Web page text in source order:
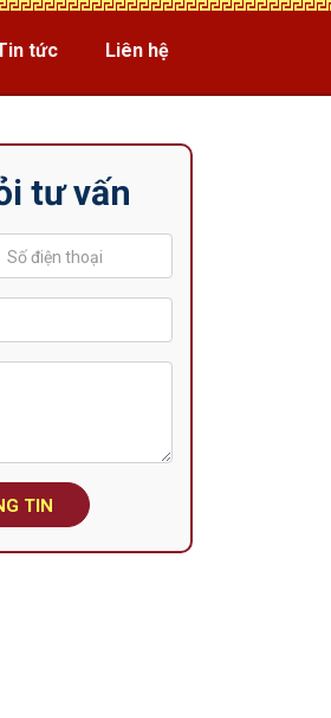
tức Liên hệ
tư vấn
TIN